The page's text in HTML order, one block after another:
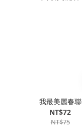
我最美麗春聯
NT$72
NT$75